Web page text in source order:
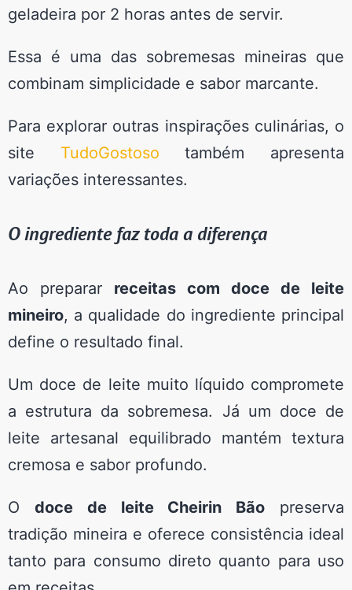
geladeira por 2 horas antes de servir.
Essa é uma das sobremesas mineiras que
combinam simplicidade e sabor marcante.
Para explorar outras inspirações culinárias, o
site TudoGostoso também apresenta
variações interessantes.
O ingrediente faz toda a diferença
Ao preparar receitas com doce de leite
mineiro, a qualidade do ingrediente principal
define o resultado final.
Um doce de leite muito líquido compromete
a estrutura da sobremesa. Já um doce de
leite artesanal equilibrado mantém textura
cremosa e sabor profundo.
O doce de leite Cheirin Bão preserva
tradição mineira e oferece consistência ideal
tanto para consumo direto quanto para uso